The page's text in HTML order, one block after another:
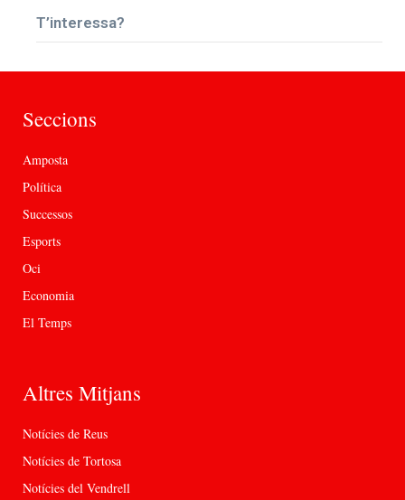
T’interessa?
Seccions
Amposta
Política
Successos
Esports
Oci
Economia
El Temps
Altres Mitjans
Notícies de Reus
Notícies de Tortosa
Notícies del Vendrell